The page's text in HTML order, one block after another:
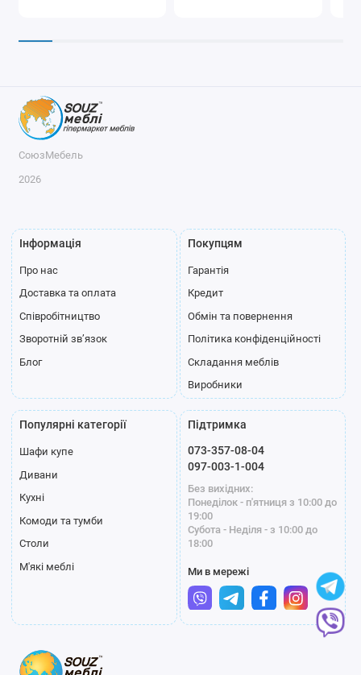
СоюзМебель
2026
Інформація
Про нас
Доставка та оплата
Співробітництво
Зворотній зв’язок
Блог
Покупцям
Гарантія
Кредит
Обмін та повернення
Політика конфіденційності
Складання меблів
Виробники
Популярні категорії
Шафи купе
Дивани
Кухні
Комоди та тумби
Столи
М'які меблі
Підтримка
073-357-08-04
097-003-1-004
Без вихідних:
Понеділок - п'ятниця з 10:00 до
19:00
Субота - Неділя - з 10:00 до
18:00
Ми в мережі